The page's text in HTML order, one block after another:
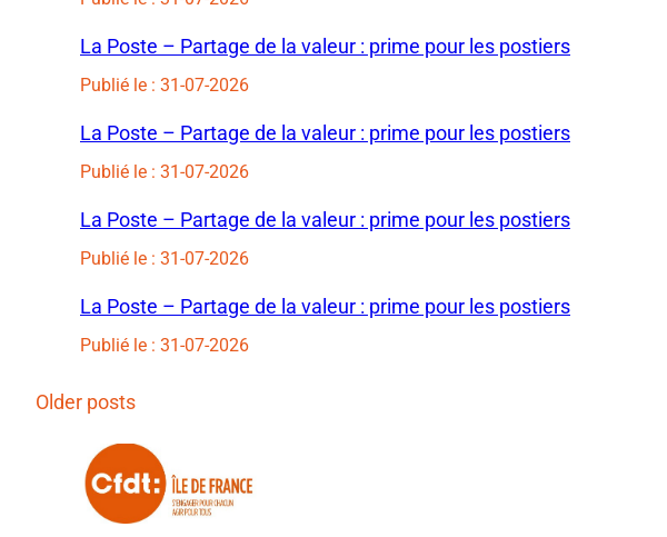
La Poste – Partage de la valeur : prime pour les postiers
Publié le : 31-07-2026
La Poste – Partage de la valeur : prime pour les postiers
Publié le : 31-07-2026
La Poste – Partage de la valeur : prime pour les postiers
Publié le : 31-07-2026
La Poste – Partage de la valeur : prime pour les postiers
Publié le : 31-07-2026
Older posts